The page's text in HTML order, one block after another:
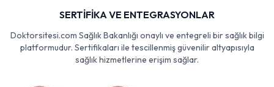
SERTİFİKA VE ENTEGRASYONLAR
Doktorsitesi.com Sağlık Bakanlığı onaylı ve entegreli bir sağlık bilgi
platformudur. Sertifikaları ile tescillenmiş güvenilir altyapısıyla
sağlık hizmetlerine erişim sağlar.